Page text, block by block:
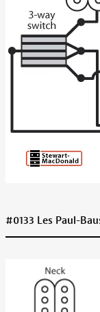
#0133 Les Paul-